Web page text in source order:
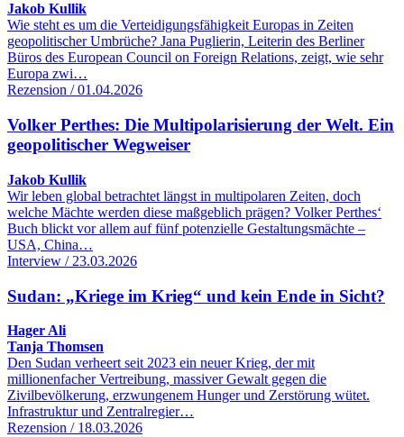
Jakob Kullik
Wie steht es um die Verteidigungsfähigkeit Europas in Zeiten
geopolitischer Umbrüche? Jana Puglierin, Leiterin des Berliner
Büros des European Council on Foreign Relations, zeigt, wie sehr
Europa zwi…
Rezension / 01.04.2026
Volker Perthes: Die Multipolarisierung der Welt. Ein
geopolitischer Wegweiser
Jakob Kullik
Wir leben global betrachtet längst in multipolaren Zeiten, doch
welche Mächte werden diese maßgeblich prägen? Volker Perthes‘
Buch blickt vor allem auf fünf potenzielle Gestaltungsmächte –
USA, China…
Interview / 23.03.2026
Sudan: „Kriege im Krieg“ und kein Ende in Sicht?
Hager Ali
Tanja Thomsen
Den Sudan verheert seit 2023 ein neuer Krieg, der mit
millionenfacher Vertreibung, massiver Gewalt gegen die
Zivilbevölkerung, erzwungenem Hunger und Zerstörung wütet.
Infrastruktur und Zentralregier…
Rezension / 18.03.2026